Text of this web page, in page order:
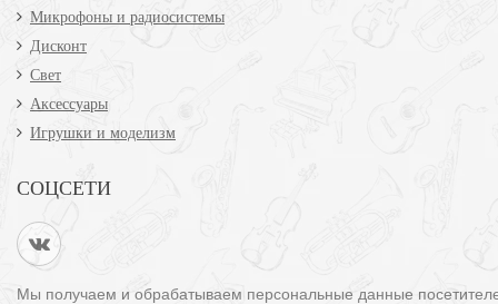
Микрофоны и радиосистемы
Дисконт
Свет
Аксессуары
Игрушки и моделизм
СОЦСЕТИ
Мы получаем и обрабатываем персональные данные